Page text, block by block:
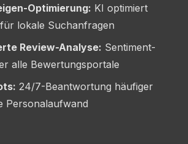
Optimierung: KI optimiert
lokale Suchanfragen
Review-Analyse: Sentiment-
alle Bewertungsportale
24/7-Beantwortung häufiger
Personalaufwand